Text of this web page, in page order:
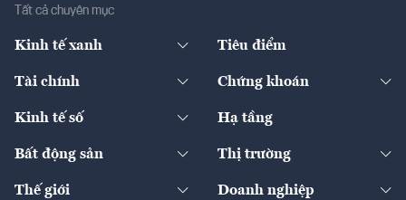
Tất cả chuyên mục
Kinh tế xanh
Diễn đàn
Tiêu điểm
Tài chính
Ngân hàng
Chứng khoán
Doanh nghiệp niêm yết
Kinh tế số
Sản phẩm - Thị trường
Hạ tầng
Bất động sản
Chính sách
Thị trường
Thế giới Doanh nghiệp